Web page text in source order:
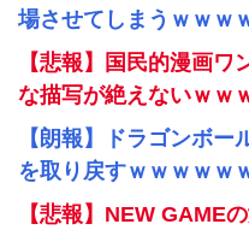
場させてしまうｗｗｗ
【悲報】国民的漫画
な描写が絶えないｗｗ
【朗報】ドラゴンボ
を取り戻すｗｗｗｗｗ
【悲報】NEW GAME